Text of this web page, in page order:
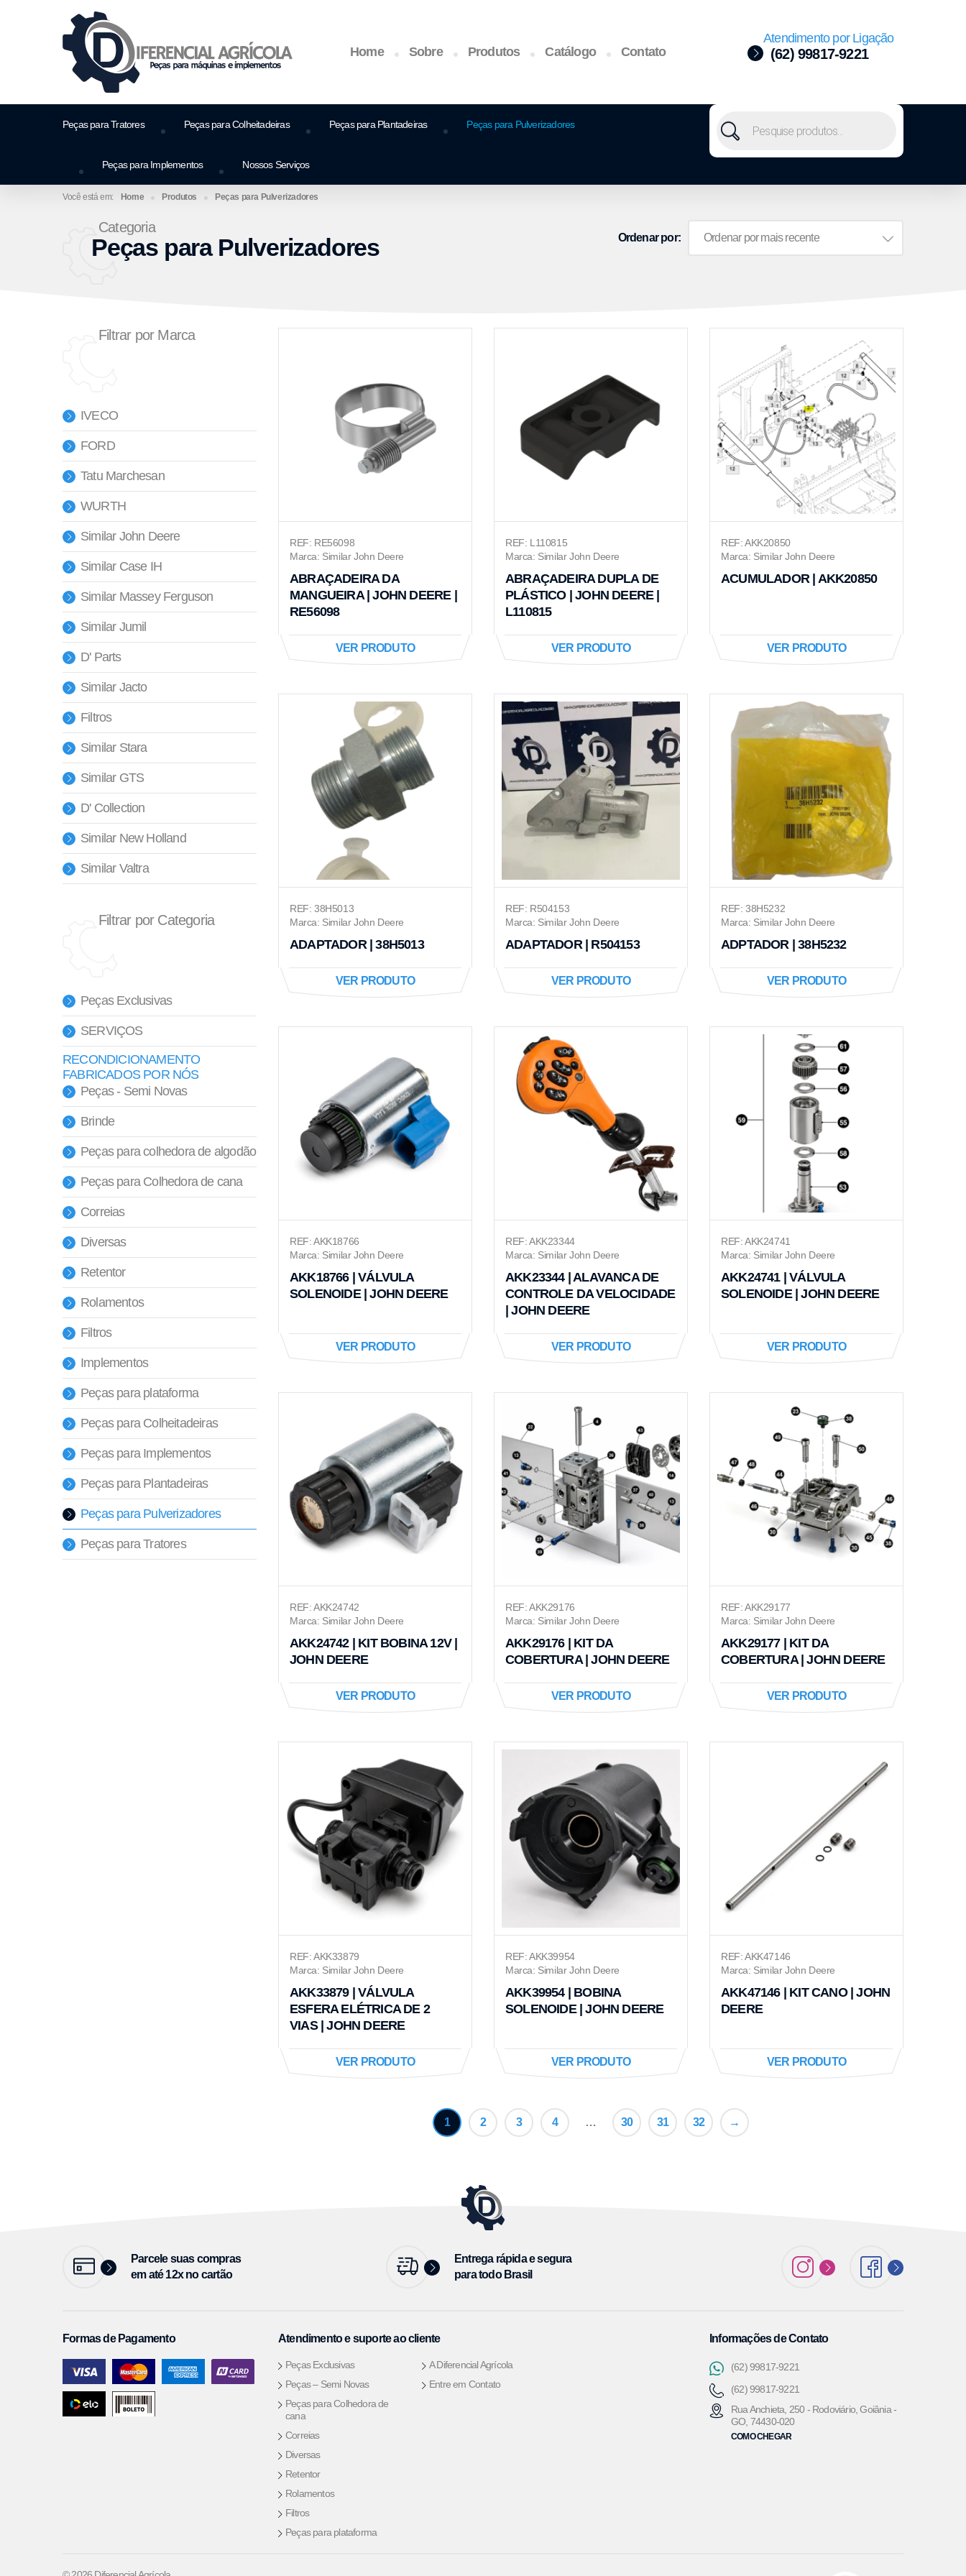
Home Sobre Produtos Catálogo Contato
Atendimento por Ligação
(62) 99817-9221
Peças para Tratores Peças para Colheitadeiras Peças para Plantadeiras Peças para Pulverizadores
Peças para Implementos Nossos Serviços
Home Produtos Peças para Pulverizadores
Categoria
Peças para Pulverizadores Ordenar por:
Filtrar por Marca
IVECO
FORD
Tatu Marchesan
WURTH
Similar John Deere
Similar Case IH
Similar Massey Ferguson
Similar Jumil
D' Parts
Similar Jacto
Filtros
Similar Stara
Similar GTS
D' Collection
Similar New Holland
Similar Valtra
Filtrar por Categoria
Peças Exclusivas
SERVIÇOS
RECONDICIONAMENTO
FABRICADOS POR NÓS
Peças - Semi Novas
Brinde
Peças para colhedora de algodão
Peças para Colhedora de cana
Correias
Diversas
Retentor
Rolamentos
Filtros
Implementos
Peças para plataforma
Peças para Colheitadeiras
Peças para Implementos
Peças para Plantadeiras
Peças para Pulverizadores
Peças para Tratores
REF: RE56098
Marca: Similar John Deere
ABRAÇADEIRA DA
MANGUEIRA | JOHN DEERE |
RE56098
VER PRODUTO
REF: L110815
Marca: Similar John Deere
ABRAÇADEIRA DUPLA DE
PLÁSTICO | JOHN DEERE |
L110815
VER PRODUTO
REF: AKK20850
Marca: Similar John Deere
ACUMULADOR | AKK20850
VER PRODUTO
REF: 38H5013
Marca: Similar John Deere
ADAPTADOR | 38H5013
VER PRODUTO
REF: R504153
Marca: Similar John Deere
ADAPTADOR | R504153
VER PRODUTO
REF: 38H5232
Marca: Similar John Deere
ADPTADOR | 38H5232
VER PRODUTO
REF: AKK18766
Marca: Similar John Deere
AKK18766 | VÁLVULA
SOLENOIDE | JOHN DEERE
VER PRODUTO
REF: AKK23344
Marca: Similar John Deere
AKK23344 | ALAVANCA DE
CONTROLE DA VELOCIDADE
| JOHN DEERE
VER PRODUTO
REF: AKK24741
Marca: Similar John Deere
AKK24741 | VÁLVULA
SOLENOIDE | JOHN DEERE
VER PRODUTO
REF: AKK24742
Marca: Similar John Deere
AKK24742 | KIT BOBINA 12V |
JOHN DEERE
VER PRODUTO
REF: AKK29176
Marca: Similar John Deere
AKK29176 | KIT DA
COBERTURA | JOHN DEERE
VER PRODUTO
REF: AKK29177
Marca: Similar John Deere
AKK29177 | KIT DA
COBERTURA | JOHN DEERE
VER PRODUTO
REF: AKK33879
Marca: Similar John Deere
AKK33879 | VÁLVULA
ESFERA ELÉTRICA DE 2
VIAS | JOHN DEERE
VER PRODUTO
REF: AKK39954
Marca: Similar John Deere
AKK39954 | BOBINA
SOLENOIDE | JOHN DEERE
VER PRODUTO
REF: AKK47146
Marca: Similar John Deere
AKK47146 | KIT CANO | JOHN
DEERE
VER PRODUTO
1 2 3 4 … 30 31 32 →
Parcele suas compras
em até 12x no cartão
Entrega rápida e segura
para todo Brasil
Formas de Pagamento Atendimento e suporte ao cliente
Peças Exclusivas
Peças – Semi Novas
Peças para Colhedora de
cana
Correias
Diversas
Retentor
Rolamentos
Filtros
Peças para plataforma
A Diferencial Agrícola
Entre em Contato
Informações de Contato
(62) 99817-9221
(62) 99817-9221
Rua Anchieta, 250 - Rodoviário, Goiânia -
GO, 74430-020
COMO CHEGAR